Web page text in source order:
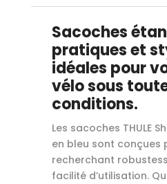
Sacoches
pratiques et
idéales pour
vélo sous
conditions.
Les sacoches THULE
en bleu sont conçues
recherchant
facilité d’utilisation.